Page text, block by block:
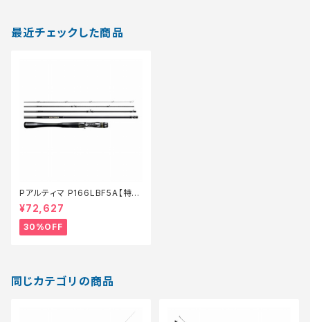
最近チェックした商品
Pアルティマ P166LBF5A【特価
ロッド】【30】
¥72,627
30%OFF
同じカテゴリの商品